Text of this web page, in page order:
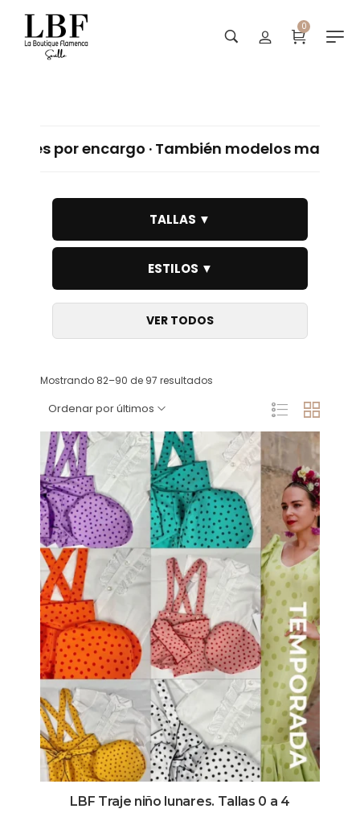
0
· También modelos madre e hija ·
TALLAS ▼
ESTILOS ▼
VER TODOS
Mostrando 82–90 de 97 resultados
Ordenar por últimos
LBF Traje niño lunares. Tallas 0 a 4